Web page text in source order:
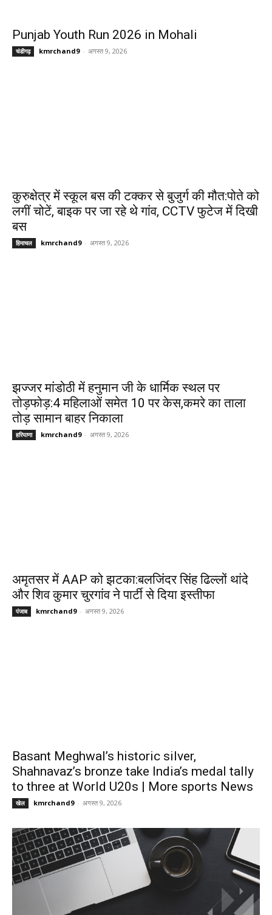
Punjab Youth Run 2026 in Mohali
चंडीगढ़ kmrchand9 - अगस्त 9, 2026
कुरुक्षेत्र में स्कूल बस की टक्कर से बुजुर्ग की मौत:पोते को
लगीं चोटें, बाइक पर जा रहे थे गांव, CCTV फुटेज में दिखी
बस
हिमाचल kmrchand9 - अगस्त 9, 2026
झज्जर मांडोठी में हनुमान जी के धार्मिक स्थल पर
तोड़फोड़:4 महिलाओं समेत 10 पर केस,कमरे का ताला
तोड़ सामान बाहर निकाला
हरियाणा kmrchand9 - अगस्त 9, 2026
अमृतसर में AAP को झटका:बलजिंदर सिंह ढिल्लों थांदे
और शिव कुमार चुरगांव ने पार्टी से दिया इस्तीफा
पंजाब kmrchand9 - अगस्त 9, 2026
Basant Meghwal’s historic silver,
Shahnavaz’s bronze take India’s medal tally
to three at World U20s | More sports News
खेल kmrchand9 - अगस्त 9, 2026